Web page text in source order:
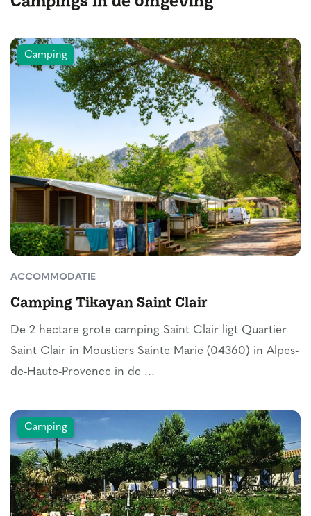
Camping
ACCOMMODATIE
Camping Tikayan Saint Clair
De 2 hectare grote camping Saint Clair ligt Quartier
Saint Clair in Moustiers Sainte Marie (04360) in Alpes-
de-Haute-Provence in de ...
Camping